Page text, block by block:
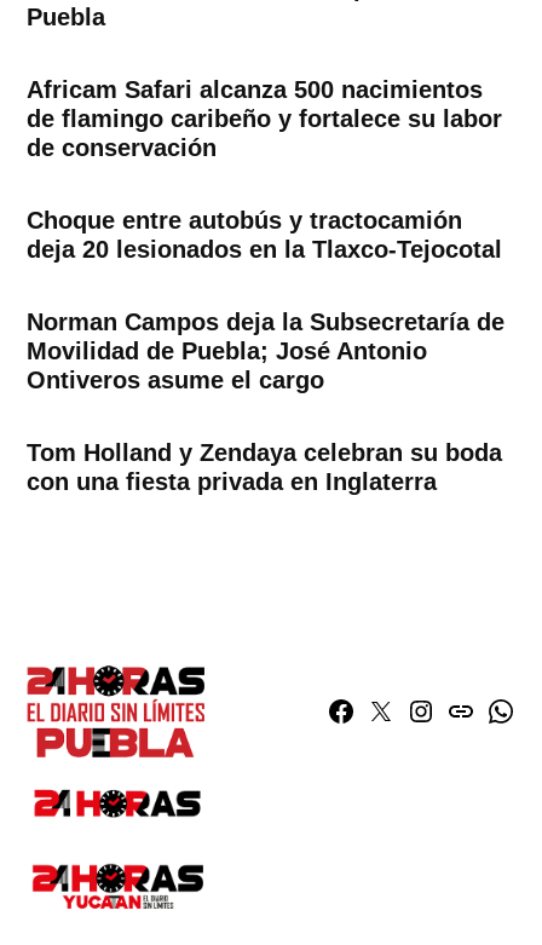
Puebla
Africam Safari alcanza 500 nacimientos
de flamingo caribeño y fortalece su labor
de conservación
Choque entre autobús y tractocamión
deja 20 lesionados en la Tlaxco-Tejocotal
Norman Campos deja la Subsecretaría de
Movilidad de Puebla; José Antonio
Ontiveros asume el cargo
Tom Holland y Zendaya celebran su boda
con una fiesta privada en Inglaterra
Facebook
TwitterInstagram
issuu